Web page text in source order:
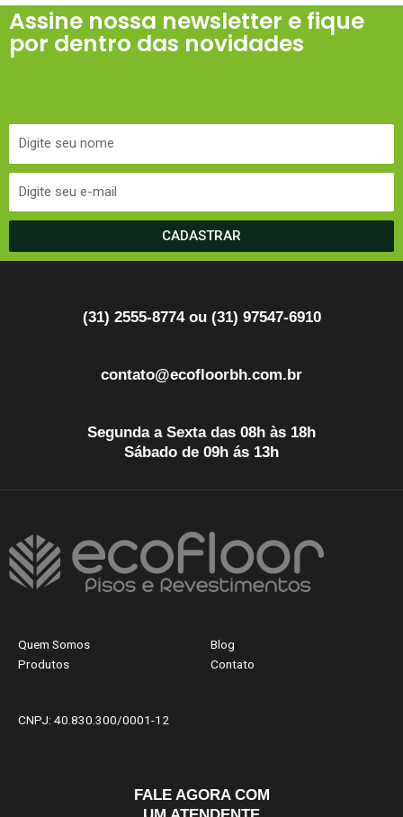
Assine nossa newsletter e fique
por dentro das novidades
CADASTRAR
(31) 2555-8774 ou (31) 97547-6910
contato@ecofloorbh.com.br
Segunda a Sexta das 08h às 18h
Sábado de 09h ás 13h
Quem Somos
Produtos
Blog
Contato
CNPJ: 40.830.300/0001-12
FALE AGORA COM